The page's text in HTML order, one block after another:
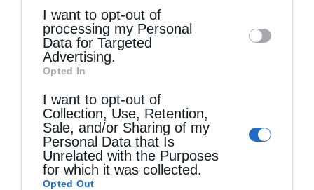
disclose it to other third parties.
I want to opt-out of
processing my Personal
Data for Targeted
Advertising.
Opted In
I want to opt-out of
Collection, Use, Retention,
Sale, and/or Sharing of my
Personal Data that Is
Unrelated with the Purposes
for which it was collected.
Opted Out
Πανηγυρικός Εσπερινός Μεταμορφώσεως του
Σωτήρος στο Αρκαλοχώρι